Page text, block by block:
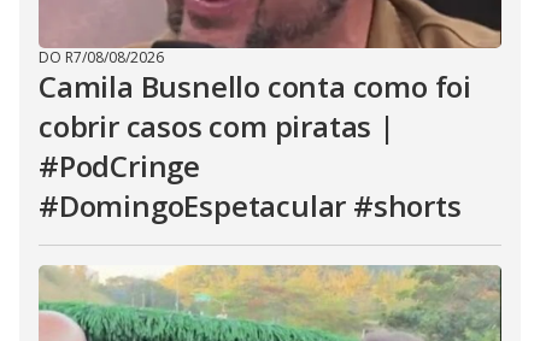
DO R7/08/08/2026
Camila Busnello conta como foi
cobrir casos com piratas |
#PodCringe
#DomingoEspetacular #shorts